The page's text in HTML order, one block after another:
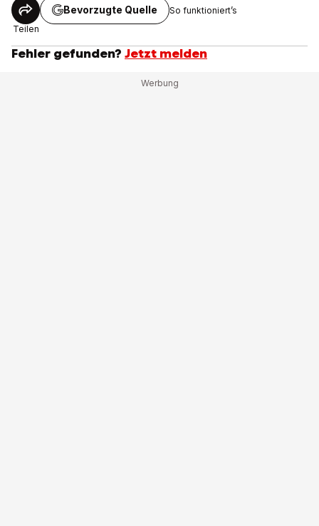
Teilen
Bevorzugte Quelle So funktioniert’s
Fehler gefunden? Jetzt melden